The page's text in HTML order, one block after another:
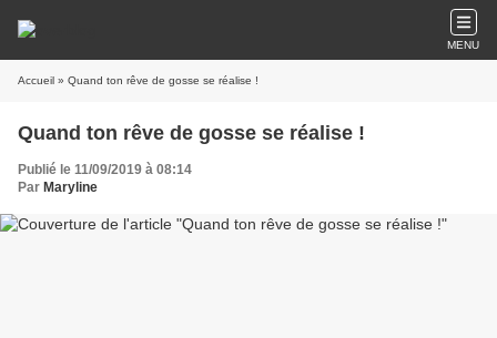
MENU
Accueil » Quand ton rêve de gosse se réalise !
Quand ton rêve de gosse se réalise !
Publié le 11/09/2019 à 08:14
Par Maryline